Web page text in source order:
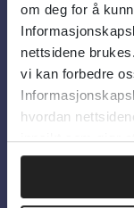
om deg for å
nettsidene
vi kan forbedre
hvordan
innsikt som gjør
Om
Personvern
Information